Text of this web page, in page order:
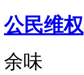
公民维权
余味